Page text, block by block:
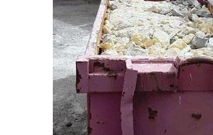
vaut mieux également anticiper
Assurant des services de qualité, nos
type de gravats. Nous avons ainsi à